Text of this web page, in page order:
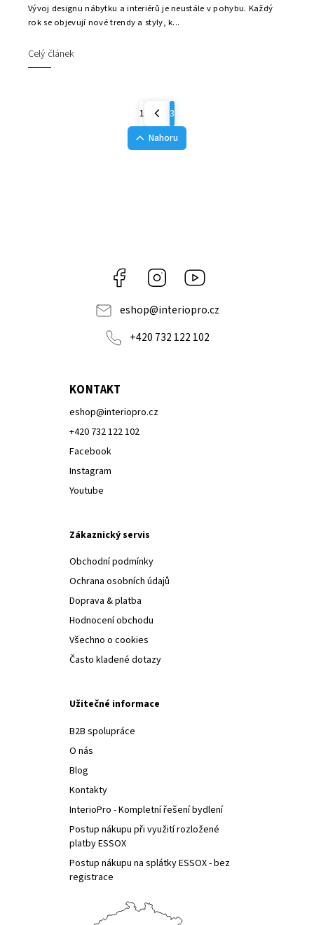
Vývoj designu nábytku a interiérů je neustále v pohybu. Každý
rok se objevují nové trendy a styly, k...
Celý článek
1
3
Nahoru
Facebook Instagram
eshop@interiopro.cz
+420 732 122 102
KONTAKT
eshop@interiopro.cz
+420 732 122 102
Facebook
Instagram
Youtube
Zákaznický servis
Obchodní podmínky
Ochrana osobních údajů
Doprava & platba
Hodnocení obchodu
Všechno o cookies
Často kladené dotazy
Užitečné informace
B2B spolupráce
O nás
Blog
Kontakty
InterioPro - Kompletní řešení bydlení
Postup nákupu při využití rozložené
platby ESSOX
Postup nákupu na splátky ESSOX - bez
registrace